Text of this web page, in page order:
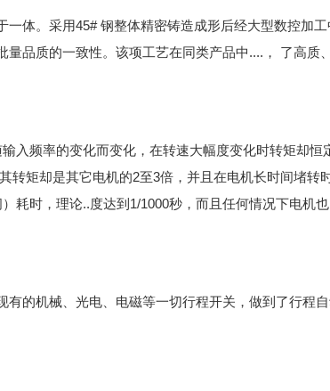
体。采用45# 钢整体精密铸造成形后经大型数控加
品质的一致性。该项工艺在同类产品中....， 了高质
入频率的变化而变化，在转速大幅度变化时转矩却恒
矩却是其它电机的2至3倍，并且在电机长时间堵转
耗时，理论..度达到1/1000秒，而且任何情况下电机
的机械、光电、电磁等一切行程开关，做到了行程